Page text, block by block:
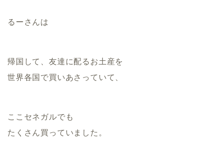
るーさんは
帰国して、友達に配るお土産を
世界各国で買いあさっていて、
ここセネガルでも
たくさん買っていました。